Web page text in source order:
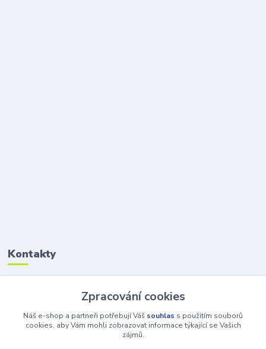
Kontakty
Petr Šolin
+420 734 550 550
(Po-Pá, 8-17 hod.) So, 8-12
Zpracování cookies
Náš e-shop a partneři potřebují Váš souhlas s použitím souborů
cookies, aby Vám mohli zobrazovat informace týkající se Vašich
zájmů.